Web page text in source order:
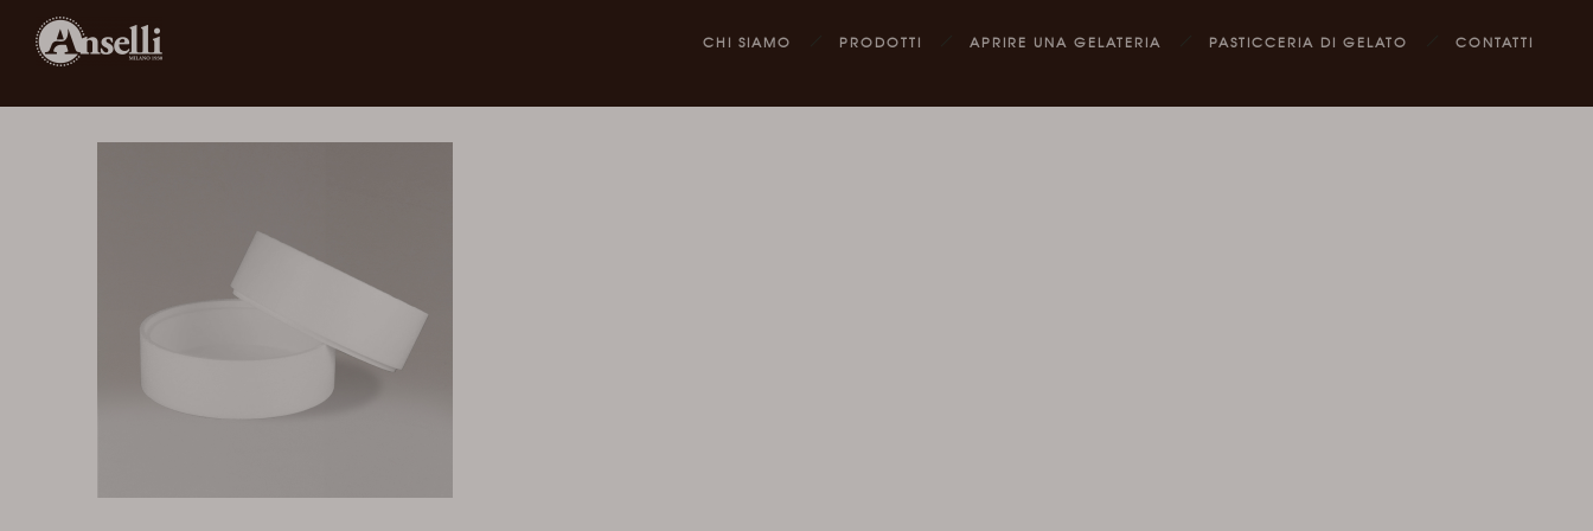
CHI SIAMO PRODOTTI APRIRE UNA GELATERIA PASTICCERIA DI GELATO CONTATTI